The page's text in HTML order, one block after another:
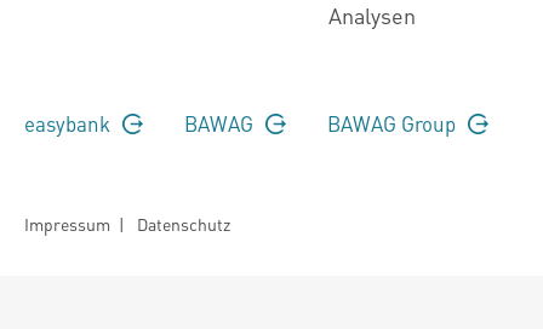
Analysen
easybank BAWAG BAWAG Group
Impressum | Datenschutz